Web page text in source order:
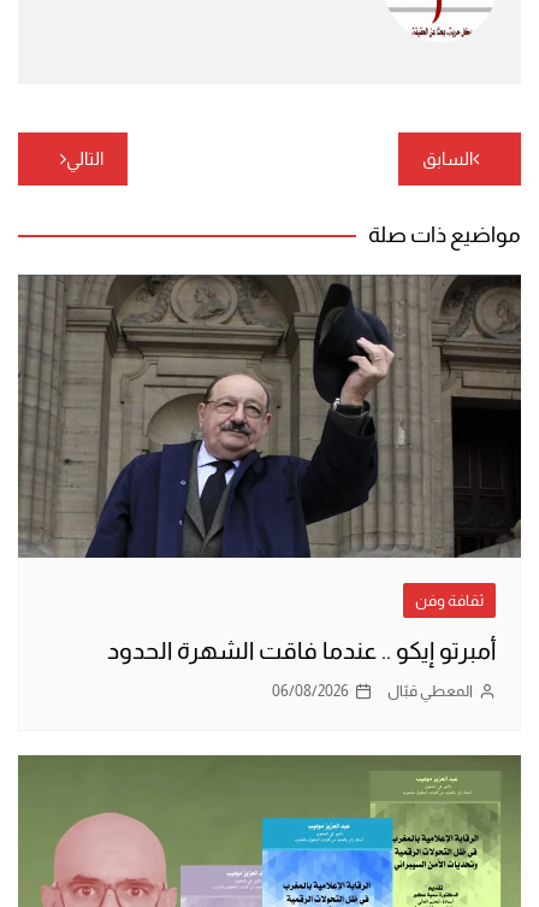
تصفّح
المقالات
السابق التالي
مواضيع ذات صلة
ثقافة وفن
أمبرتو إيكو .. عندما فاقت الشهرة الحدود
المعطي قبّال 06/08/2026